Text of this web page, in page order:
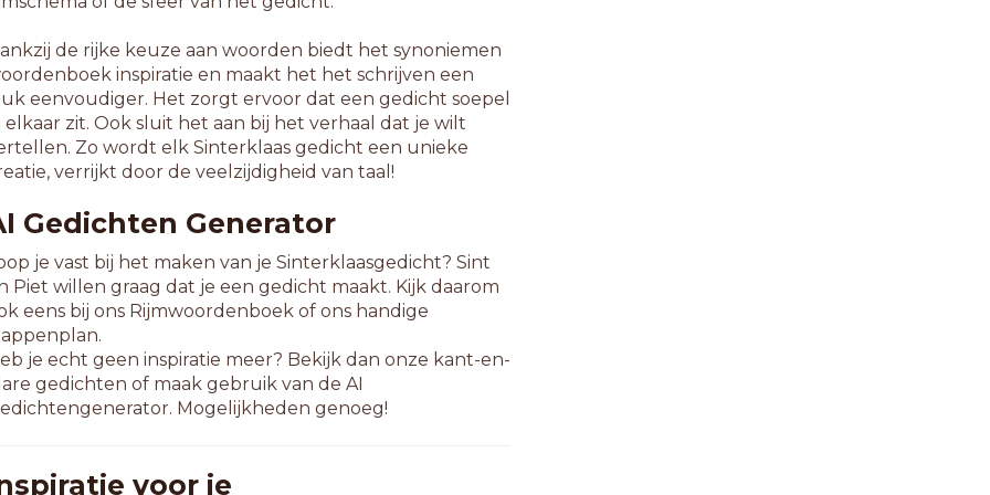
de rijke keuze aan woorden biedt het synoniemen
inspiratie en maakt het het schrijven een
eenvoudiger. Het zorgt ervoor dat een gedicht soepel
elkaar zit. Ook sluit het aan bij het verhaal dat je wilt
Zo wordt elk Sinterklaas gedicht een unieke
verrijkt door de veelzijdigheid van taal!
Gedichten Generator
je vast bij het maken van je Sinterklaasgedicht? Sint
Piet willen graag dat je een gedicht maakt. Kijk daarom
eens bij ons Rijmwoordenboek of ons handige
je echt geen inspiratie meer? Bekijk dan onze kant-en-
gedichten of maak gebruik van de AI
Mogelijkheden genoeg!
voor je